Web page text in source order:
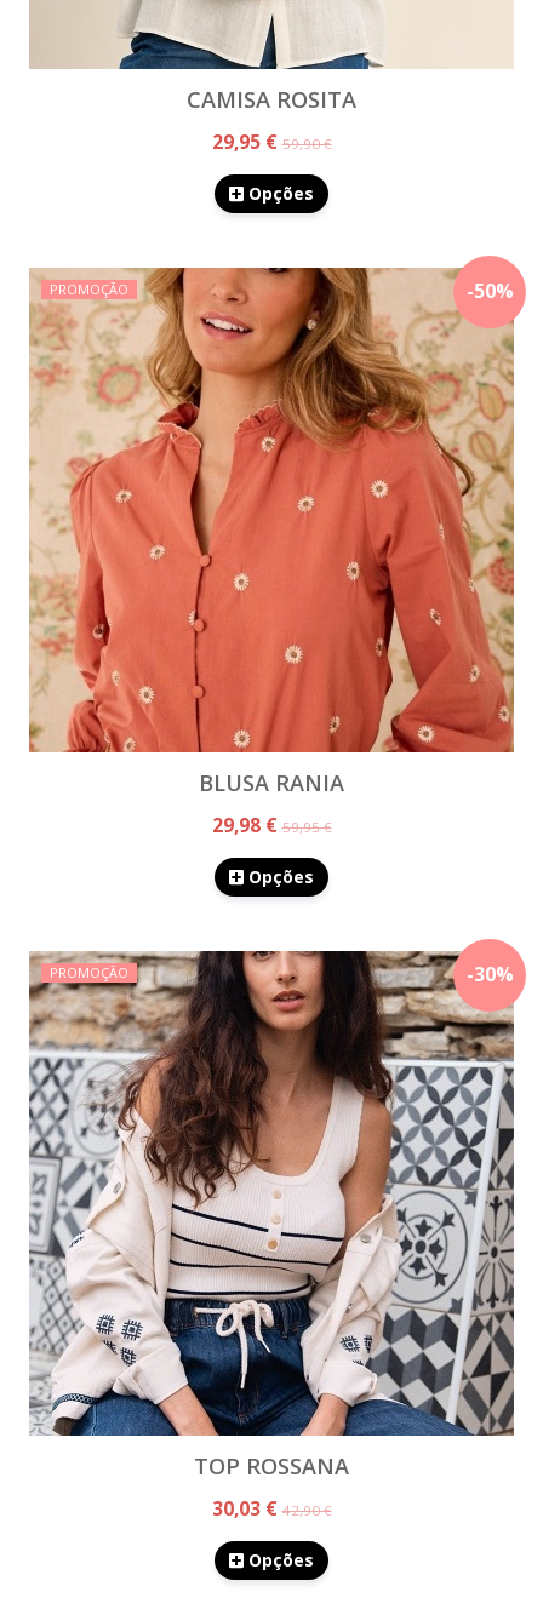
CAMISA ROSITA
29,95 €59,90 €
Opções
-50%
PROMOÇÃO
BLUSA RANIA
29,98 €59,95 €
Opções
-30%
PROMOÇÃO
TOP ROSSANA
30,03 €42,90 €
Opções